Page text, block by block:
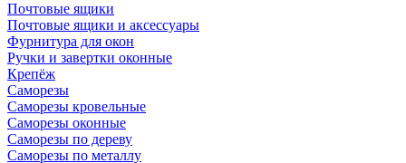
Почтовые ящики
Почтовые ящики и аксессуары
Фурнитура для окон
Ручки и завертки оконные
Крепёж
Саморезы
Саморезы кровельные
Саморезы оконные
Саморезы по дереву
Саморезы по металлу